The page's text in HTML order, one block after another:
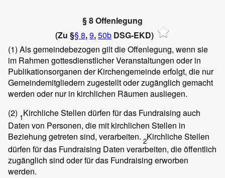
§ 8 Offenlegung
(Zu §§ 8,9,50b DSG-EKD)
(1) Als gemeindebezogen gilt die Offenlegung, wenn sie
im Rahmen gottesdienstlicher Veranstaltungen oder in
Publikationsorganen der Kirchengemeinde erfolgt, die nur
Gemeindemitgliedern zugestellt oder zugänglich gemacht
werden oder nur in kirchlichen Räumen ausliegen.
(2) 1Kirchliche Stellen dürfen für das Fundraising auch
Daten von Personen, die mit kirchlichen Stellen in
Beziehung getreten sind, verarbeiten. 2Kirchliche Stellen
dürfen für das Fundraising Daten verarbeiten, die öffentlich
zugänglich sind oder für das Fundraising erworben
werden.